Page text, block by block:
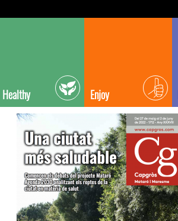
Healthy Enjoy